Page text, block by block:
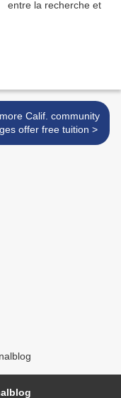
Calif. community
colleges offer free tuition >